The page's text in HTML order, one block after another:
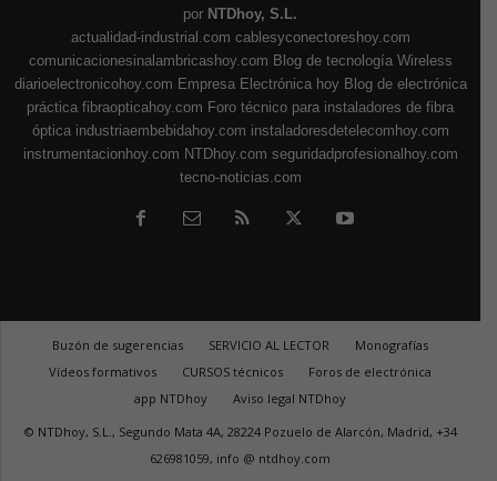
por NTDhoy, S.L.
actualidad-industrial.com cablesyconectoreshoy.com
comunicacionesinalambricashoy.com Blog de tecnología Wireless
diarioelectronicohoy.com Empresa Electrónica hoy Blog de electrónica
práctica fibraopticahoy.com Foro técnico para instaladores de fibra
óptica industriaembebidahoy.com instaladoresdetelecomhoy.com
instrumentacionhoy.com NTDhoy.com seguridadprofesionalhoy.com
tecno-noticias.com
Buzón de sugerencias SERVICIO AL LECTOR
Monografías
Vídeos formativos
CURSOS técnicos
Foros de electrónica
app NTDhoy
Aviso legal NTDhoy
© NTDhoy, S.L., Segundo Mata 4A, 28224 Pozuelo de Alarcón, Madrid, +34
626981059, info @ ntdhoy.com